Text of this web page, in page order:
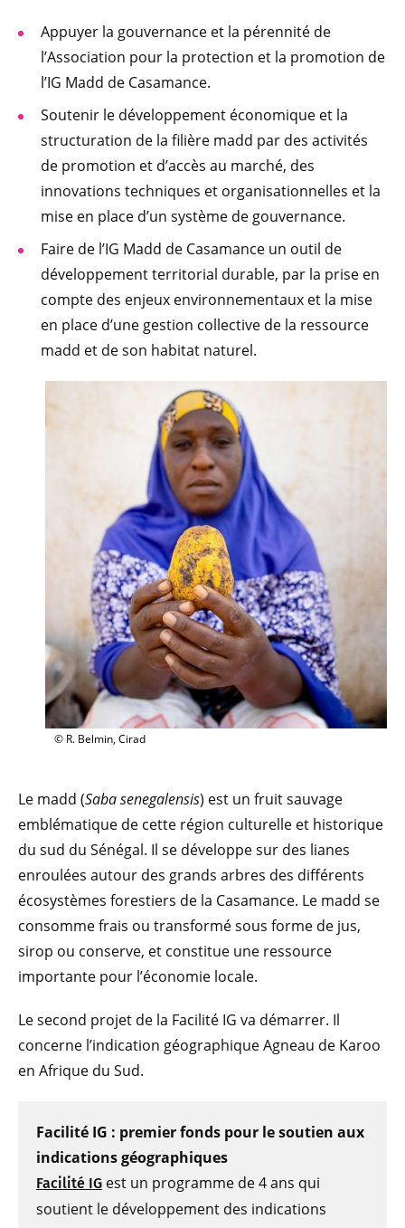
Appuyer la gouvernance et la pérennité de
l’Association pour la protection et la promotion de
l’IG Madd de Casamance.
Soutenir le développement économique et la
structuration de la filière madd par des activités
de promotion et d’accès au marché, des
innovations techniques et organisationnelles et la
mise en place d’un système de gouvernance.
Faire de l’IG Madd de Casamance un outil de
développement territorial durable, par la prise en
compte des enjeux environnementaux et la mise
en place d’une gestion collective de la ressource
madd et de son habitat naturel.
© R. Belmin, Cirad
Le madd (Saba senegalensis) est un fruit sauvage
emblématique de cette région culturelle et historique
du sud du Sénégal. Il se développe sur des lianes
enroulées autour des grands arbres des différents
écosystèmes forestiers de la Casamance. Le madd se
consomme frais ou transformé sous forme de jus,
sirop ou conserve, et constitue une ressource
importante pour l’économie locale.
Le second projet de la Facilité IG va démarrer. Il
concerne l’indication géographique Agneau de Karoo
en Afrique du Sud.
Facilité IG : premier fonds pour le soutien aux
indications géographiques
Facilité IG est un programme de 4 ans qui
soutient le développement des indications